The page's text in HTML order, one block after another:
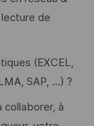
de
(EXCEL,
SAP, ...) ?
collaborer, à